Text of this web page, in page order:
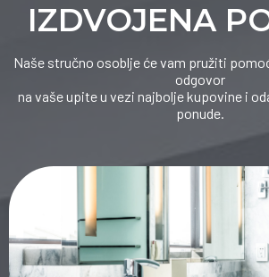
IZDVOJENA
Naše stručno osoblje će vam pružiti
odgovor
na vaše upite u vezi najbolje kupovine i
ponude.